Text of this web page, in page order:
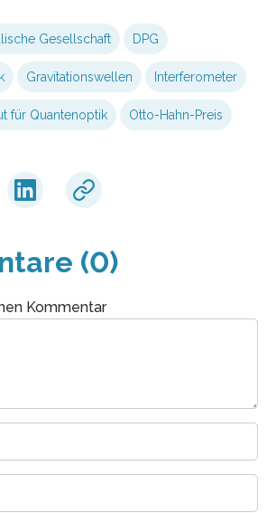
Gesellschaft DPG
Gravitationswellen Interferometer
für Quantenoptik Otto-Hahn-Preis
(0)
Kommentar